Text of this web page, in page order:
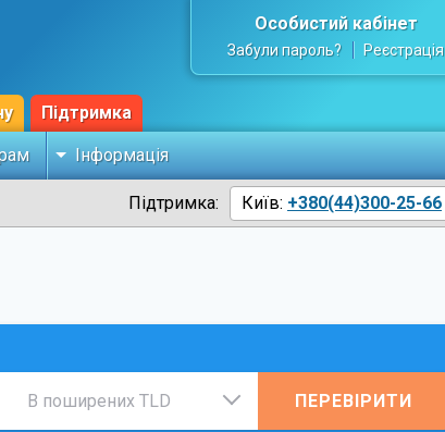
Підтримка
Особистий кабінет
Забули пароль? Реєстрація
Інформація
Підтримка: Київ: +380(44)300-25-66
В поширених TLD ПЕРЕВІРИТИ